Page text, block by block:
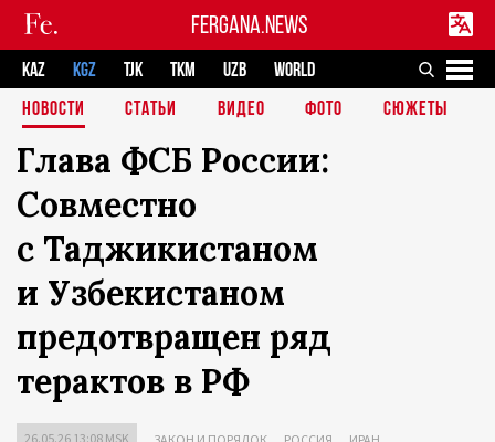
FERGANA.NEWS
KAZ KGZ TJK TKM UZB
WORLD
НОВОСТИ
СТАТЬИ ВИДЕО ФОТО СЮЖЕТЫ
Глава ФСБ России:
Совместно
с Таджикистаном
и Узбекистаном
предотвращен ряд
терактов в РФ
26.05.26 13:08 MSK